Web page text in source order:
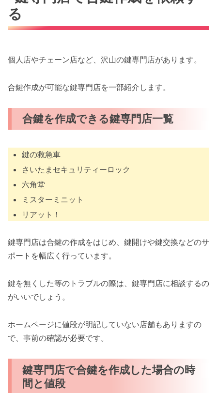
る
個人店やチェーン店など、沢山の鍵専門店があります。
合鍵作成が可能な鍵専門店を一部紹介します。
合鍵を作成できる鍵専門店一覧
鍵の救急車
さいたまセキュリティーロック
六角堂
ミスターミニット
リアット！
鍵専門店は合鍵の作成をはじめ、鍵開けや鍵交換などのサ
ポートを幅広く行っています。
鍵を無くした等のトラブルの際は、鍵専門店に相談するの
がいいでしょう。
ホームページに値段が明記していない店舗もありますの
で、事前の確認が必要です。
鍵専門店で合鍵を作成した場合の時
間と値段